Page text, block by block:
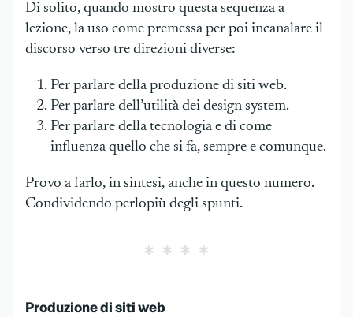
Di solito, quando mostro questa sequenza a
lezione, la uso come premessa per poi incanalare il
discorso verso tre direzioni diverse:
Per parlare della produzione di siti web.
Per parlare dell’utilità dei design system.
Per parlare della tecnologia e di come
influenza quello che si fa, sempre e comunque.
Provo a farlo, in sintesi, anche in questo numero.
Condividendo perlopiù degli spunti.
Produzione di siti web